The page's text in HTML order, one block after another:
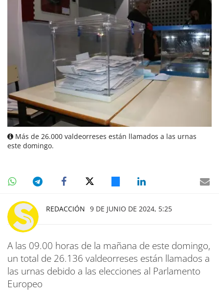
Más de 26.000 valdeorreses están llamados a las urnas
este domingo.
REDACCIÓN 9 DE JUNIO DE 2024, 5:25
A las 09.00 horas de la mañana de este domingo,
un total de 26.136 valdeorreses están llamados a
las urnas debido a las elecciones al Parlamento
Europeo